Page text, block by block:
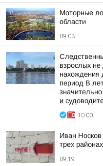
Моторные
области
09:03
взрослых не
нахождения
период В
и
10:00
Иван Носков
трех
09:19